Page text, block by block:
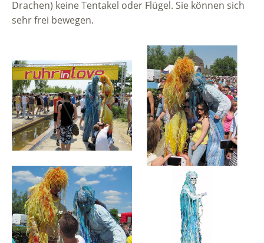
Drachen) keine Tentakel oder Flügel. Sie können sich
sehr frei bewegen.